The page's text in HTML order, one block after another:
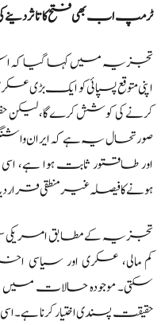
ٹرمپ اب بھی فتح کا تاثر
تجزیہ میں کہا گیا کہ
اپنی متوقع پسپائی کو ایک بڑی
کرنے کی کوشش کرے گا،
صورتحال یہ ہے کہ ایران
اور طاقتور ثابت ہوا ہے،
ہونے کا فیصلہ غیر منطقی قرار
تجزیہ کے مطابق امریکی
کم مالی، عسکری اور
سکتی۔ موجودہ حالات
حقیقت پسندی اختیار کرنا ہے۔